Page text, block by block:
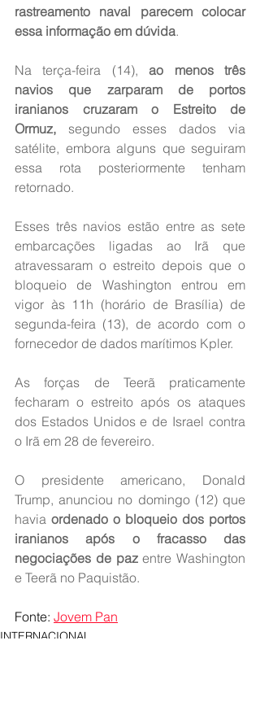
rastreamento naval parecem colocar
essa informação em dúvida.
Na terça-feira (14), ao menos três
navios que zarparam de portos
iranianos cruzaram o Estreito de
Ormuz, segundo esses dados via
satélite, embora alguns que seguiram
essa rota posteriormente tenham
retornado.
Esses três navios estão entre as sete
embarcações ligadas ao Irã que
atravessaram o estreito depois que o
bloqueio de Washington entrou em
vigor às 11h (horário de Brasília) de
segunda-feira (13), de acordo com o
fornecedor de dados marítimos Kpler.
As forças de Teerã praticamente
fecharam o estreito após os ataques
dos Estados Unidos e de Israel contra
o Irã em 28 de fevereiro.
O presidente americano, Donald
Trump, anunciou no domingo (12) que
havia ordenado o bloqueio dos portos
iranianos após o fracasso das
negociações de paz entre Washington
e Teerã no Paquistão.
Fonte: Jovem Pan
INTERNACIONAL